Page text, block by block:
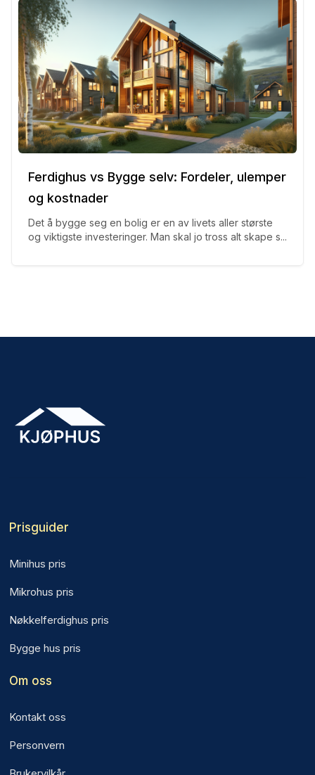
Ferdighus vs Bygge selv: Fordeler, ulemper
og kostnader
Det å bygge seg en bolig er en av livets aller største
og viktigste investeringer. Man skal jo tross alt skape s...
Prisguider
Minihus pris
Mikrohus pris
Nøkkelferdighus pris
Bygge hus pris
Om oss
Kontakt oss
Personvern